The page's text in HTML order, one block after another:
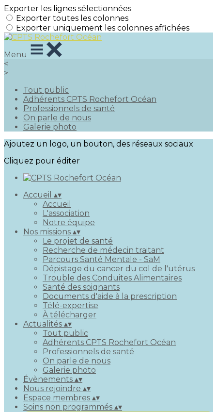
Exporter les lignes sélectionnées
Exporter toutes les colonnes
Exporter uniquement les colonnes affichées
Menu
<
>
Tout public
Adhérents CPTS Rochefort Océan
Professionnels de santé
On parle de nous
Galerie photo
Ajoutez un logo, un bouton, des réseaux sociaux
Cliquez pour éditer
Accueil ▴▾
Accueil
L'association
Notre équipe
Nos missions ▴▾
Le projet de santé
Recherche de médecin traitant
Parcours Santé Mentale - SaM
Dépistage du cancer du col de l'utérus
Trouble des Conduites Alimentaires
Santé des soignants
Documents d'aide à la prescription
Télé-expertise
À télécharger
Actualités ▴▾
Tout public
Adhérents CPTS Rochefort Océan
Professionnels de santé
On parle de nous
Galerie photo
Évènements ▴▾
Nous rejoindre ▴▾
Espace membres ▴▾
Soins non programmés ▴▾